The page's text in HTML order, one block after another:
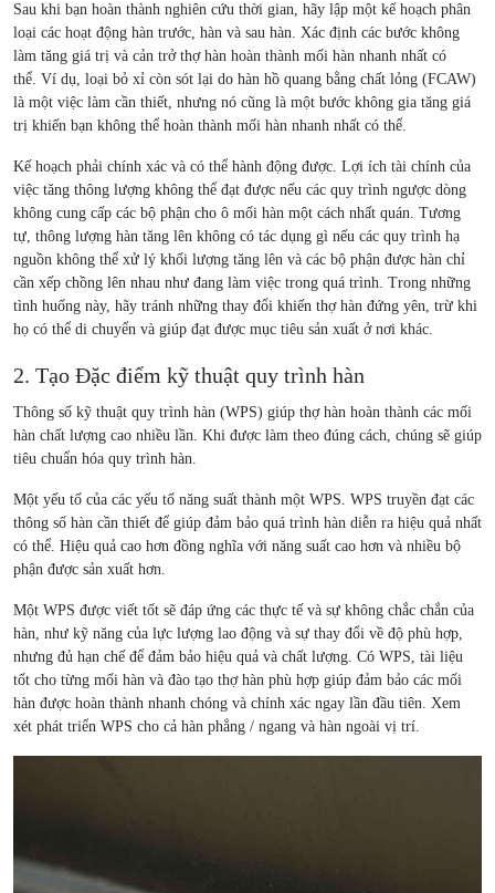
Sau khi bạn hoàn thành nghiên cứu thời gian, hãy lập một kế hoạch phân
loại các hoạt động hàn trước, hàn và sau hàn. Xác định các bước không
làm tăng giá trị và cản trở thợ hàn hoàn thành mối hàn nhanh nhất có
thể. Ví dụ, loại bỏ xỉ còn sót lại do hàn hồ quang bằng chất lỏng (FCAW)
là một việc làm cần thiết, nhưng nó cũng là một bước không gia tăng giá
trị khiến bạn không thể hoàn thành mối hàn nhanh nhất có thể.
Kế hoạch phải chính xác và có thể hành động được. Lợi ích tài chính của
việc tăng thông lượng không thể đạt được nếu các quy trình ngược dòng
không cung cấp các bộ phận cho ô mối hàn một cách nhất quán. Tương
tự, thông lượng hàn tăng lên không có tác dụng gì nếu các quy trình hạ
nguồn không thể xử lý khối lượng tăng lên và các bộ phận được hàn chỉ
cần xếp chồng lên nhau như đang làm việc trong quá trình. Trong những
tình huống này, hãy tránh những thay đổi khiến thợ hàn đứng yên, trừ khi
họ có thể di chuyển và giúp đạt được mục tiêu sản xuất ở nơi khác.
2. Tạo Đặc điểm kỹ thuật quy trình hàn
Thông số kỹ thuật quy trình hàn (WPS) giúp thợ hàn hoàn thành các mối
hàn chất lượng cao nhiều lần. Khi được làm theo đúng cách, chúng sẽ giúp
tiêu chuẩn hóa quy trình hàn.
Một yếu tố của các yếu tố năng suất thành một WPS. WPS truyền đạt các
thông số hàn cần thiết để giúp đảm bảo quá trình hàn diễn ra hiệu quả nhất
có thể. Hiệu quả cao hơn đồng nghĩa với năng suất cao hơn và nhiều bộ
phận được sản xuất hơn.
Một WPS được viết tốt sẽ đáp ứng các thực tế và sự không chắc chắn của
hàn, như kỹ năng của lực lượng lao động và sự thay đổi về độ phù hợp,
nhưng đủ hạn chế để đảm bảo hiệu quả và chất lượng. Có WPS, tài liệu
tốt cho từng mối hàn và đào tạo thợ hàn phù hợp giúp đảm bảo các mối
hàn được hoàn thành nhanh chóng và chính xác ngay lần đầu tiên. Xem
xét phát triển WPS cho cả hàn phẳng / ngang và hàn ngoài vị trí.